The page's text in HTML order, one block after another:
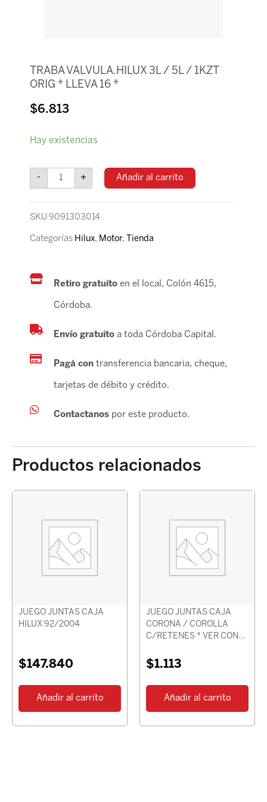
TRABA VALVULA.HILUX 3L / 5L / 1KZT
ORIG * LLEVA 16 *
$6.813
Hay existencias
-
VALVULA.HILUX
/
5L
ORIG
*
cantidad
+ Añadir al carrito
SKU 9091303014
Categorías Hilux, Motor, Tienda
Retiro gratuito en el local, Colón 4615,
Córdoba.
Envío gratuitoa toda Córdoba Capital.
Pagá contransferencia bancaria, cheque,
tarjetas de débito y crédito.
Contactanospor este producto.
Productos relacionados
JUEGO JUNTAS CAJA
HILUX 92/2004
$147.840
Añadir al carrito
JUEGO JUNTAS CAJA
CORONA / COROLLA
C/RETENES * VER CON
$1.113
Añadir al carrito